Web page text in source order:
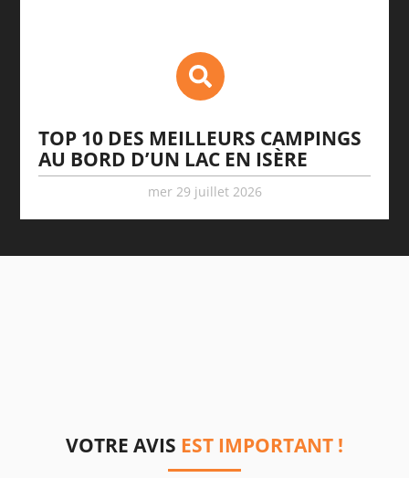
TOP 10 DES MEILLEURS CAMPINGS
AU BORD D’UN LAC EN ISÈRE
mer 29 juillet 2026
VOTRE AVIS EST IMPORTANT !